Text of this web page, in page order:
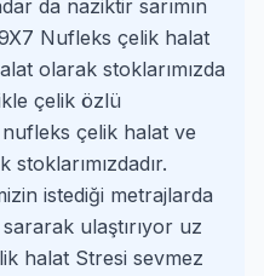
da naziktir sarımın
Nufleks çelik halat
olarak stoklarımızda
çelik özlü
nufleks çelik halat ve
istediği metrajlarda
ulaştırıyor uz
halat Stresi sevmez